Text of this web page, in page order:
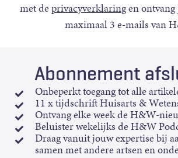
met deprivacyverklaringen ontvang
maximaal 3 e-mails van
Abonnement
Onbeperkt toegang tot alle
11 x tijdschrift Huisarts &
Ontvang elke week de H&W-
Beluister wekelijks de H&W
Draag vanuit jouw expertise bij
samen met andere artsen en